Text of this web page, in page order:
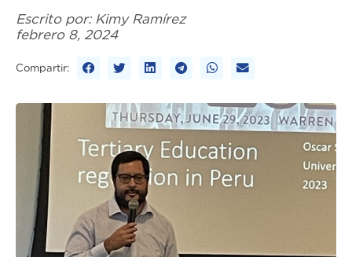
Escrito por: Kimy Ramírez
febrero 8, 2024
Compartir: